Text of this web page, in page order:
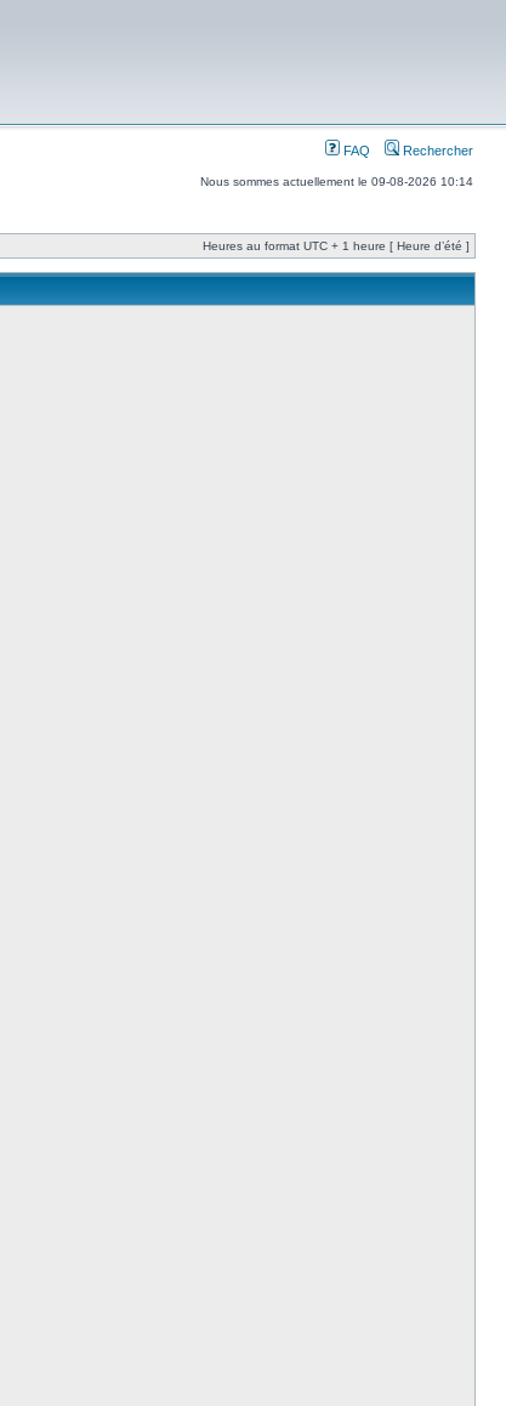
FAQ Rechercher
Nous sommes actuellement le 09-08-2026 10:14
Heures au format UTC + 1 heure [ Heure d’été ]